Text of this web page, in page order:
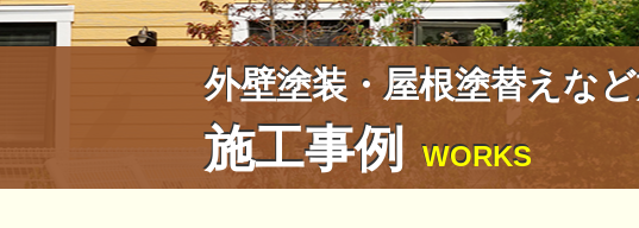
外壁塗装・屋根塗替えな
施工事例 WORKS